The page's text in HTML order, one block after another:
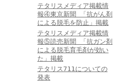
テタリスメディア掲載情
報④東京新聞 「抗がん剤
による脱毛を防止」掲載
テタリスメディア掲載情
報⑤読売新聞 「抗ガン剤
による脱毛育毛剤が効い
た」掲載
テタリス711についての
発表